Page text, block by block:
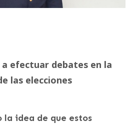
efectuar debates en la
las elecciones
la idea de que estos